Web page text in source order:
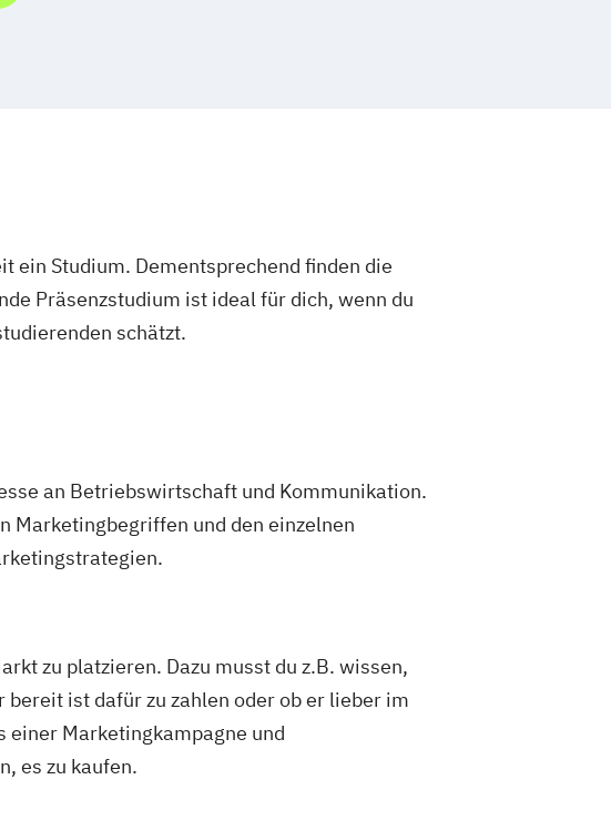
ein Studium. Dementsprechend finden die
Präsenzstudium ist ideal für dich, wenn du
schätzt.
an Betriebswirtschaft und Kommunikation.
Marketingbegriffen und den einzelnen
zu platzieren. Dazu musst du z.B. wissen,
ist dafür zu zahlen oder ob er lieber im
Marketingkampagne und
es zu kaufen.